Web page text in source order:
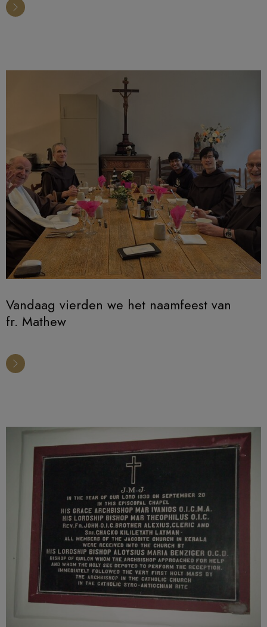
Vandaag vierden we het naamfeest van
fr. Mathew